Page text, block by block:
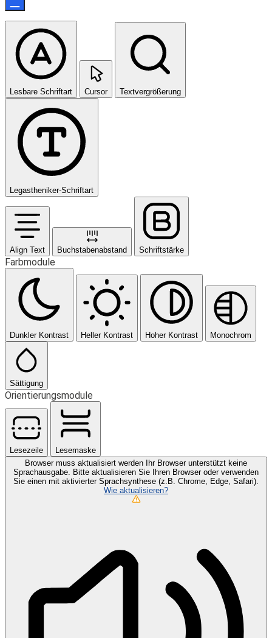
Lesbare Schriftart Cursor Textvergrößerung
Legastheniker-Schriftart
Align Text Buchstabenabstand Schriftstärke
Farbmodule
Dunkler Kontrast Heller Kontrast Hoher Kontrast Monochrom
Sättigung
Orientierungsmodule
Lesezeile
Lesemaske
Browser muss aktualisiert werden
Ihr Browser unterstützt keine
Sprachausgabe. Bitte aktualisieren Sie Ihren Browser oder verwenden
Sie einen mit aktivierter Sprachsynthese (z.B. Chrome, Edge, Safari).
Wie aktualisieren?